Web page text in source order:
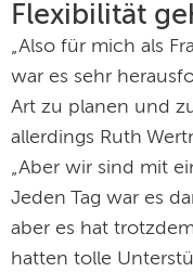
Flexibilität
„Also für mich als
war es sehr
Art zu planen und
allerdings Ruth
„Aber wir sind mit
Jeden Tag war es
aber es hat
hatten tolle